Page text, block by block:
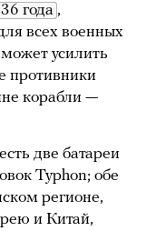
года ,
всех военных
усилить
противники
корабли —
две батареи
Typhon; обе
регионе,
и Китай,